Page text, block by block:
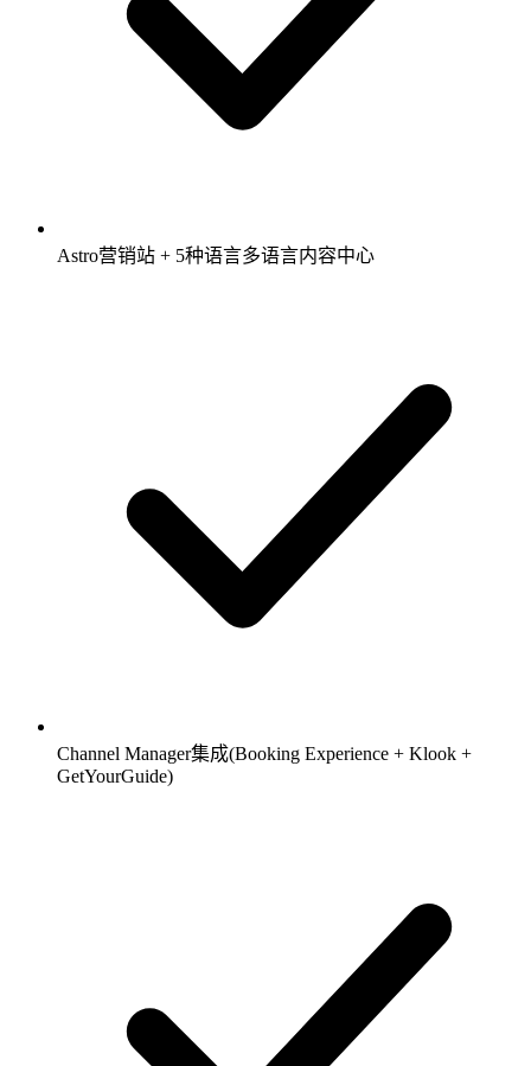
Astro营销站 + 5种语言多语言内容中心
Channel Manager集成(Booking Experience + Klook +
GetYourGuide)